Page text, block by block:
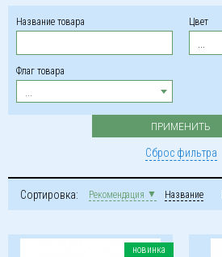
Название товара Цвет
Флаг товара
Сброс фильтра
Сортировка: Рекомендация Название
новинка